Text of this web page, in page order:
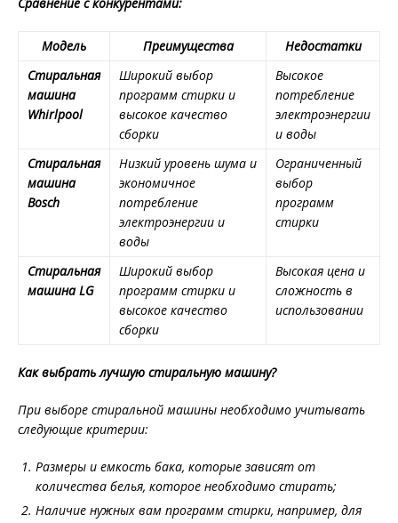
Модель Преимущества
Недостатки
Стиральная
машина
Whirlpool
Широкий выбор
программ стирки и
высокое качество
сборки
Высокое
потребление
электроэнергии
и воды
Стиральная
машина
Bosch
Низкий уровень шума и
экономичное
потребление
электроэнергии и
воды
Ограниченный
выбор
программ
стирки
Стиральная
машина LG
Широкий выбор
программ стирки и
высокое качество
сборки
Высокая цена и
сложность в
использовании
Как выбрать лучшую стиральную машину?
При выборе стиральной машины необходимо учитывать
следующие критерии:
Размеры и емкость бака, которые зависят от
количества белья, которое необходимо стирать;
Наличие нужных вам программ стирки, например, для